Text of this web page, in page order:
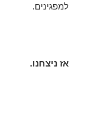
למפגינים.
אז ניצחנו.